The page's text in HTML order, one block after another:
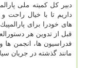
داریم تا با خیال راحت
قبل از تدوین هر
فدراسیون ها، انجمن ها
مانند گذشته در جریان